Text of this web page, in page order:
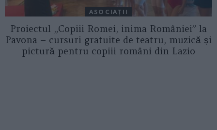
ASOCIAŢII
Proiectul „Copiii Romei, inima României” la
Pavona – cursuri gratuite de teatru, muzică și
pictură pentru copiii români din Lazio